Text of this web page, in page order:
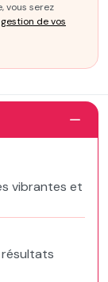
vous serez
de vos
vibrantes et